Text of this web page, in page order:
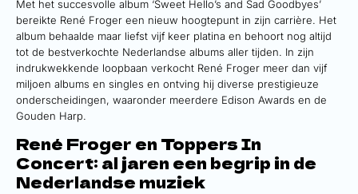
Met het succesvolle album ‘Sweet Hello’s and Sad Goodbyes’
bereikte René Froger een nieuw hoogtepunt in zijn carrière. Het
album behaalde maar liefst vijf keer platina en behoort nog altijd
tot de bestverkochte Nederlandse albums aller tijden. In zijn
indrukwekkende loopbaan verkocht René Froger meer dan vijf
miljoen albums en singles en ontving hij diverse prestigieuze
onderscheidingen, waaronder meerdere Edison Awards en de
Gouden Harp.
René Froger en Toppers In
Concert: al jaren een begrip in de
Nederlandse muziek